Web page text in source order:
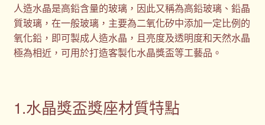
人造水晶是高鉛含量的玻璃，因此又稱為高鉛玻璃、鉛晶
質玻璃，在一般玻璃，主要為二氧化矽中添加一定比例的
氧化鉛，即可製成人造水晶，且亮度及透明度和天然水晶
極為相近，可用於打造客製化水晶獎盃等工藝品。
1.水晶獎盃獎座材質特點